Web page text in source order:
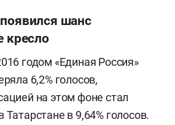
шанс
кресло
годом «Единая Россия»
6,2% голосов,
на этом фоне стал
в 9,64% голосов.